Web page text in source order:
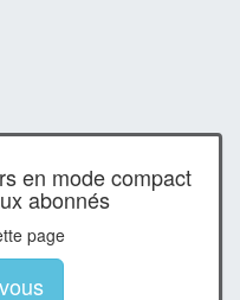
en mode compact
abonnés
page